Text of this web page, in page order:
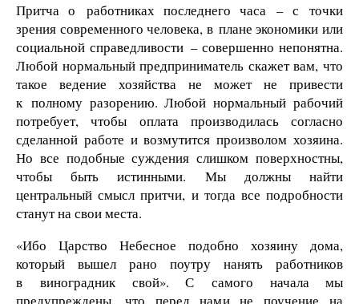
Притча о работниках последнего часа – с точки
зрения современного человека, в плане экономики или
социальной справедливости – совершенно непонятна.
Любой нормальный предприниматель скажет вам, что
такое ведение хозяйства не может не привести
к полному разорению. Любой нормальный рабочий
потребует, чтобы оплата производилась согласно
сделанной работе и возмутится произволом хозяина.
Но все подобные суждения слишком поверхностны,
чтобы быть истинными. Мы должны найти
центральный смысл притчи, и тогда все подробности
станут на свои места.
«Ибо Царство Небесное подобно хозяину дома,
который вышел рано поутру нанять работников
в виноградник свой». С самого начала мы